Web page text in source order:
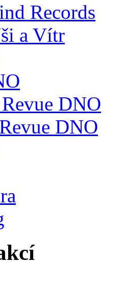
Records
a Vítr
DNO
DNO